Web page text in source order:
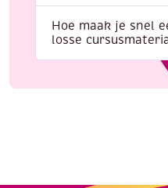
Hoe maak je snel
losse